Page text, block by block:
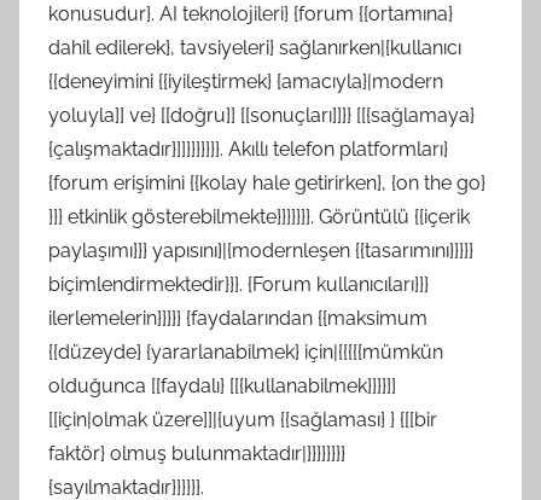
konusudur}. AI teknolojileri} {forum {{ortamına}
dahil edilerek}, tavsiyeleri} sağlanırken|{kullanıcı
{{deneyimini {{iyileştirmek} {amacıyla}|modern
yoluyla]] ve} [[doğru]] [[sonuçları]]}} [[{sağlamaya}
{çalışmaktadır}]]}}}}}}}. Akıllı telefon platformları}
{forum erişimini {{kolay hale getirirken}, {on the go}
}}} etkinlik gösterebilmekte}}}}}}}. Görüntülü {{içerik
paylaşımı}}} yapısını}|{modernleşen {{tasarımını}}}}}
biçimlendirmektedir}}}. {Forum kullanıcıları}}}
ilerlemelerin}}}}} {faydalarından {{maksimum
{{düzeyde} {yararlanabilmek} için|{{{{{mümkün
olduğunca [[faydalı} [[{kullanabilmek}}}}]]
[[için|olmak üzere]]|{uyum {{sağlaması} } {[[bir
faktör} olmuş bulunmaktadır|}}}}}}}}
{sayılmaktadır}}}}}}.